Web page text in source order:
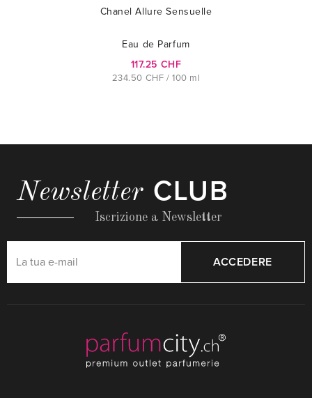
Chanel Allure Sensuelle
Eau de Parfum
117.25 CHF
234.50 CHF / 100 ml
Newsletter CLUB
Iscrizione a Newsletter
ACCEDERE